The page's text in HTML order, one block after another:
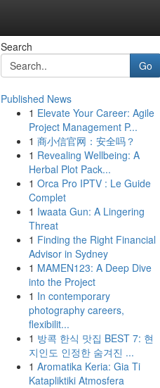
Search
Go
Published News
1 Elevate Your Career: Agile
Project Management P...
1 商小信官网：安全吗？
1 Revealing Wellbeing: A
Herbal Plot Pack...
1 Orca Pro IPTV : Le Guide
Complet
1 Iwaata Gun: A Lingering
Threat
1 Finding the Right Financial
Advisor in Sydney
1 MAMEN123: A Deep Dive
into the Project
1 In contemporary
photography careers,
flexibilit...
1 방콕 한식 맛집 BEST 7: 현
지인도 인정한 숨겨진 ...
1 Aromatika Keria: Gia Ti
Katapliktiki Atmosfera